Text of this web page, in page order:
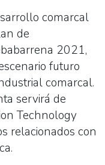
comarcal
de
2021,
futuro
comarcal.
servirá de
Technology
relacionados con